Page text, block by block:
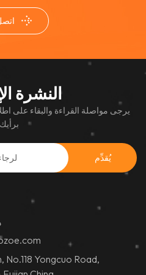
النشرة
يرجى مواصلة القراءة والبقاء على
برأيك
No.118 Yongcuo Road,